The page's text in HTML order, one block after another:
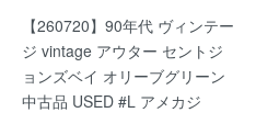
【260720】90年代 ヴィンテー
ジ vintage アウター セントジ
ョンズベイ オリーブグリーン
中古品 USED #L アメカジ